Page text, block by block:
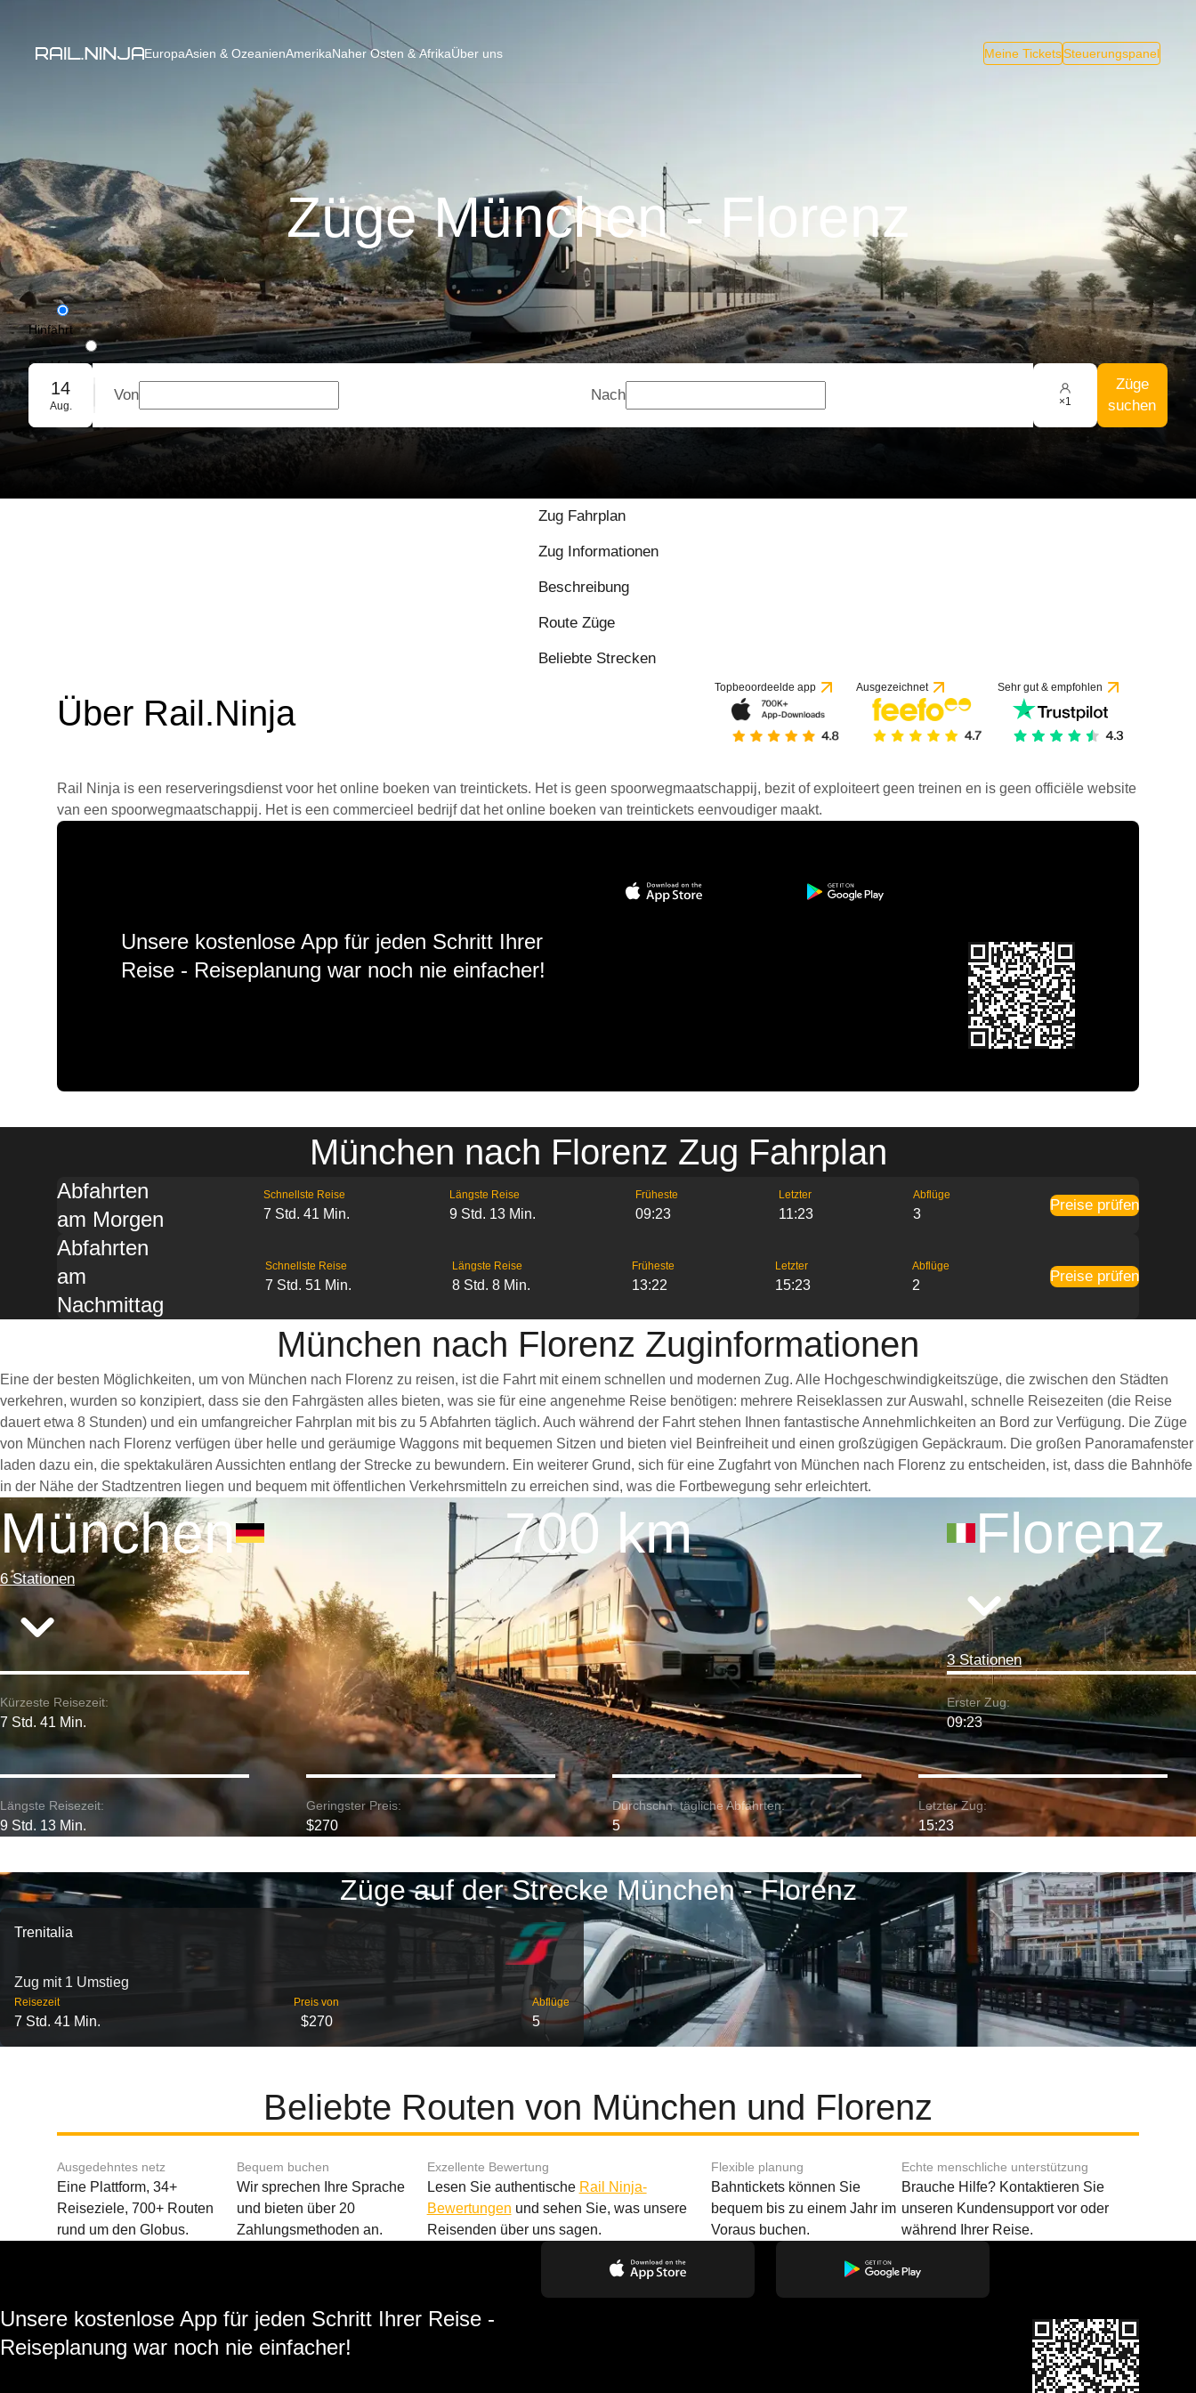
EuropaAsien & OzeanienAmerikaNaher Osten & AfrikaÜber uns Meine TicketsSteuerungspanel
Züge München - Florenz
Hinfahrt
Rückfahrt
Gruppenbuchung
14
Aug.
Von Nach ×1
Züge
suchen
Zug Fahrplan
Zug Informationen
Beschreibung
Route Züge
Beliebte Strecken
Über Rail.Ninja
Topbeoordeelde app Ausgezeichnet Sehr gut & empfohlen
Rail Ninja is een reserveringsdienst voor het online boeken van treintickets. Het is geen spoorwegmaatschappij, bezit of exploiteert geen treinen en is geen officiële website
van een spoorwegmaatschappij. Het is een commercieel bedrijf dat het online boeken van treintickets eenvoudiger maakt.
Unsere kostenlose App für jeden Schritt Ihrer
Reise - Reiseplanung war noch nie einfacher!
München nach Florenz Zug Fahrplan
Abfahrten
am Morgen
Schnellste Reise
7 Std. 41 Min.
Längste Reise
9 Std. 13 Min.
Früheste
09:23
Letzter
11:23
Abflüge
3
Preise prüfen
Abfahrten
am
Nachmittag
Schnellste Reise
7 Std. 51 Min.
Längste Reise
8 Std. 8 Min.
Früheste
13:22
Letzter
15:23
Abflüge
2
Preise prüfen
München nach Florenz Zuginformationen
Eine der besten Möglichkeiten, um von München nach Florenz zu reisen, ist die Fahrt mit einem schnellen und modernen Zug. Alle Hochgeschwindigkeitszüge, die zwischen den Städten
verkehren, wurden so konzipiert, dass sie den Fahrgästen alles bieten, was sie für eine angenehme Reise benötigen: mehrere Reiseklassen zur Auswahl, schnelle Reisezeiten (die Reise
dauert etwa 8 Stunden) und ein umfangreicher Fahrplan mit bis zu 5 Abfahrten täglich. Auch während der Fahrt stehen Ihnen fantastische Annehmlichkeiten an Bord zur Verfügung. Die Züge
von München nach Florenz verfügen über helle und geräumige Waggons mit bequemen Sitzen und bieten viel Beinfreiheit und einen großzügigen Gepäckraum. Die großen Panoramafenster
laden dazu ein, die spektakulären Aussichten entlang der Strecke zu bewundern. Ein weiterer Grund, sich für eine Zugfahrt von München nach Florenz zu entscheiden, ist, dass die Bahnhöfe
in der Nähe der Stadtzentren liegen und bequem mit öffentlichen Verkehrsmitteln zu erreichen sind, was die Fortbewegung sehr erleichtert.
München
6 Stationen
700 km Florenz
3 Stationen
Kürzeste Reisezeit:
7 Std. 41 Min.
Erster Zug:
09:23
Längste Reisezeit:
9 Std. 13 Min.
Geringster Preis:
$270
Durchschn. tägliche Abfahrten:
5
Letzter Zug:
15:23
Züge auf der Strecke München - Florenz
Trenitalia
Zug mit 1 Umstieg
Reisezeit
7 Std. 41 Min.
Preis von
$270
Abflüge
5
Beliebte Routen von München und Florenz
Ausgedehntes netz
Eine Plattform, 34+
Reiseziele, 700+ Routen
rund um den Globus.
Bequem buchen
Wir sprechen Ihre Sprache
und bieten über 20
Zahlungsmethoden an.
Exzellente Bewertung
Lesen Sie authentische Rail Ninja-
Bewertungen und sehen Sie, was unsere
Reisenden über uns sagen.
Flexible planung
Bahntickets können Sie
bequem bis zu einem Jahr im
Voraus buchen.
Echte menschliche unterstützung
Brauche Hilfe? Kontaktieren Sie
unseren Kundensupport vor oder
während Ihrer Reise.
Unsere kostenlose App für jeden Schritt Ihrer Reise -
Reiseplanung war noch nie einfacher!